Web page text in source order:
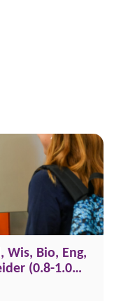
Wis, Bio, Eng,
(0.8-1.0